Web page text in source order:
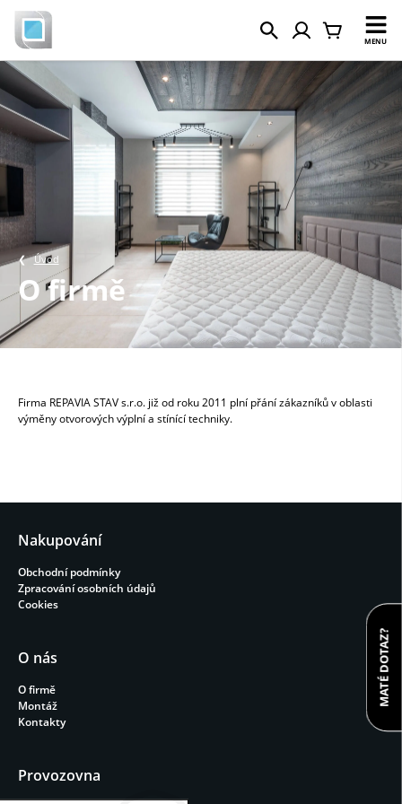
MENU
Úvod
O firmě
Firma REPAVIA STAV s.r.o. již od roku 2011 plní přání zákazníků v oblasti
výměny otvorových výplní a stínící techniky.
Nakupování
Obchodní podmínky
Zpracování osobních údajů
Cookies
O nás
O firmě
Montáž
Kontakty
Provozovna
MATÉ DOTAZ?